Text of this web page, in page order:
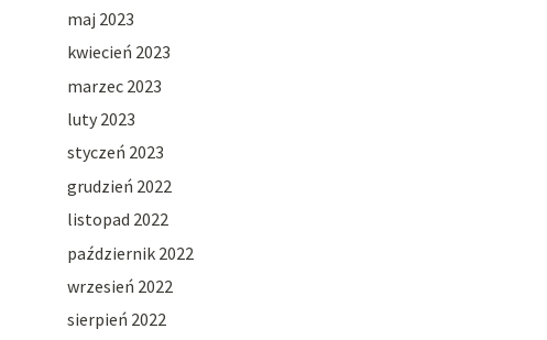
maj 2023
kwiecień 2023
marzec 2023
luty 2023
styczeń 2023
grudzień 2022
listopad 2022
październik 2022
wrzesień 2022
sierpień 2022